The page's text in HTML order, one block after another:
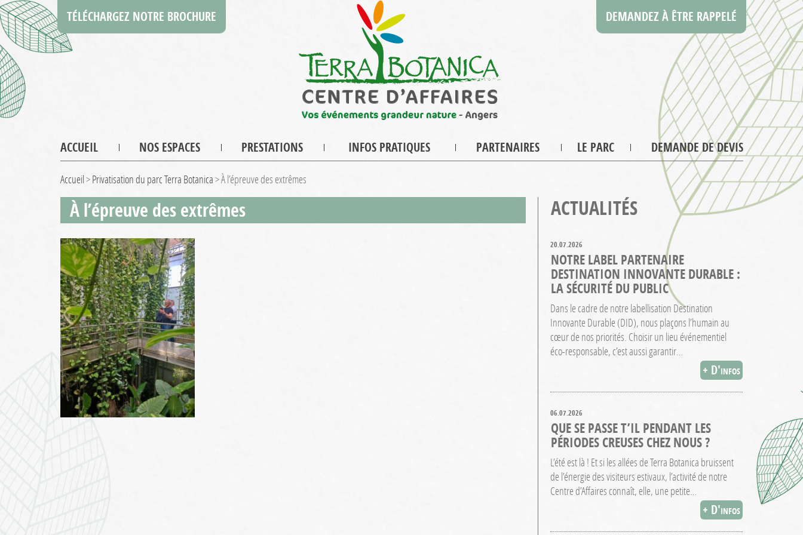
TÉLÉCHARGEZ NOTRE BROCHURE DEMANDEZ À ÊTRE RAPPELÉ
ACCUEIL NOS ESPACES PRESTATIONS INFOS PRATIQUES PARTENAIRES LE PARC DEMANDE DE DEVIS
Accueil>Privatisation du parc Terra Botanica>À l’épreuve des extrêmes
À l’épreuve des extrêmes ACTUALITÉS
20.07.2026
NOTRE LABEL PARTENAIRE
DESTINATION INNOVANTE DURABLE :
LA SÉCURITÉ DU PUBLIC
Dans le cadre de notre labellisation Destination
Innovante Durable (DID), nous plaçons l’humain au
cœur de nos priorités. Choisir un lieu événementiel
éco-responsable, c’est aussi garantir…
+ D'infos
06.07.2026
QUE SE PASSE T’IL PENDANT LES
PÉRIODES CREUSES CHEZ NOUS ?
L’été est là ! Et si les allées de Terra Botanica bruissent
de l’énergie des visiteurs estivaux, l’activité de notre
Centre d’Affaires connaît, elle, une petite…
+ D'infos